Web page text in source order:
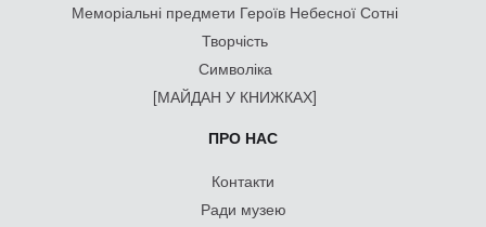
Меморіальні предмети Героїв Небесної Сотні
Творчість
Символіка
[МАЙДАН У КНИЖКАХ]
ПРО НАС
Контакти
Ради музею